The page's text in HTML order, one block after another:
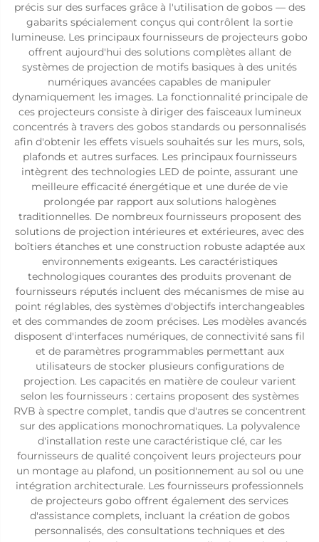
précis sur des surfaces grâce à l'utilisation de gobos — des
gabarits spécialement conçus qui contrôlent la sortie
lumineuse. Les principaux fournisseurs de projecteurs gobo
offrent aujourd'hui des solutions complètes allant de
systèmes de projection de motifs basiques à des unités
numériques avancées capables de manipuler
dynamiquement les images. La fonctionnalité principale de
ces projecteurs consiste à diriger des faisceaux lumineux
concentrés à travers des gobos standards ou personnalisés
afin d'obtenir les effets visuels souhaités sur les murs, sols,
plafonds et autres surfaces. Les principaux fournisseurs
intègrent des technologies LED de pointe, assurant une
meilleure efficacité énergétique et une durée de vie
prolongée par rapport aux solutions halogènes
traditionnelles. De nombreux fournisseurs proposent des
solutions de projection intérieures et extérieures, avec des
boîtiers étanches et une construction robuste adaptée aux
environnements exigeants. Les caractéristiques
technologiques courantes des produits provenant de
fournisseurs réputés incluent des mécanismes de mise au
point réglables, des systèmes d'objectifs interchangeables
et des commandes de zoom précises. Les modèles avancés
disposent d'interfaces numériques, de connectivité sans fil
et de paramètres programmables permettant aux
utilisateurs de stocker plusieurs configurations de
projection. Les capacités en matière de couleur varient
selon les fournisseurs : certains proposent des systèmes
RVB à spectre complet, tandis que d'autres se concentrent
sur des applications monochromatiques. La polyvalence
d'installation reste une caractéristique clé, car les
fournisseurs de qualité conçoivent leurs projecteurs pour
un montage au plafond, un positionnement au sol ou une
intégration architecturale. Les fournisseurs professionnels
de projecteurs gobo offrent également des services
d'assistance complets, incluant la création de gobos
personnalisés, des consultations techniques et des